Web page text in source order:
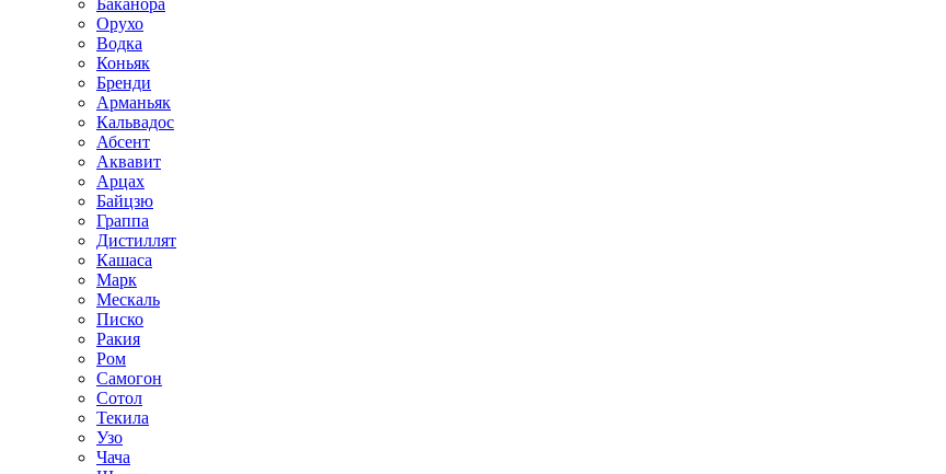
Баканора
Орухо
Водка
Коньяк
Бренди
Арманьяк
Кальвадос
Абсент
Аквавит
Арцах
Байцзю
Граппа
Дистиллят
Кашаса
Марк
Мескаль
Писко
Ракия
Ром
Самогон
Сотол
Текила
Узо
Чача